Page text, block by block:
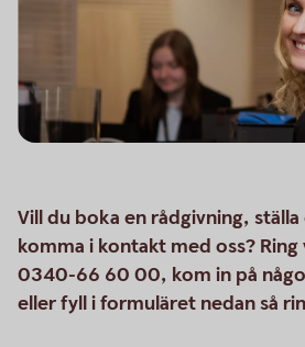
Vill du boka en rådgivning,
komma i kontakt med oss? Ring
0340-66 60 00, kom in på
eller fyll i formuläret nedan så